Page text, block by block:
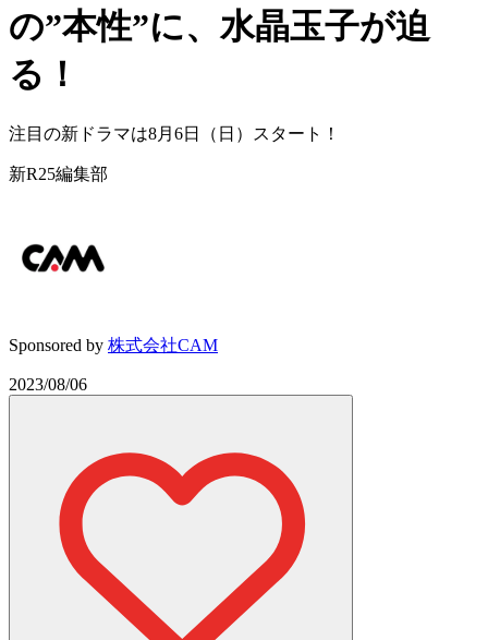
の”本性”に、水晶玉子が迫
る！
注目の新ドラマは8月6日（日）スタート！
新R25編集部
Sponsored by 株式会社CAM
2023/08/06